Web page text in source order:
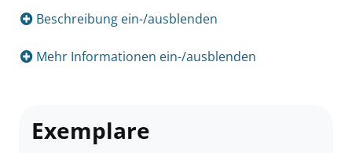
Beschreibung ein-/ausblenden
Mehr Informationen ein-/ausblenden
Exemplare